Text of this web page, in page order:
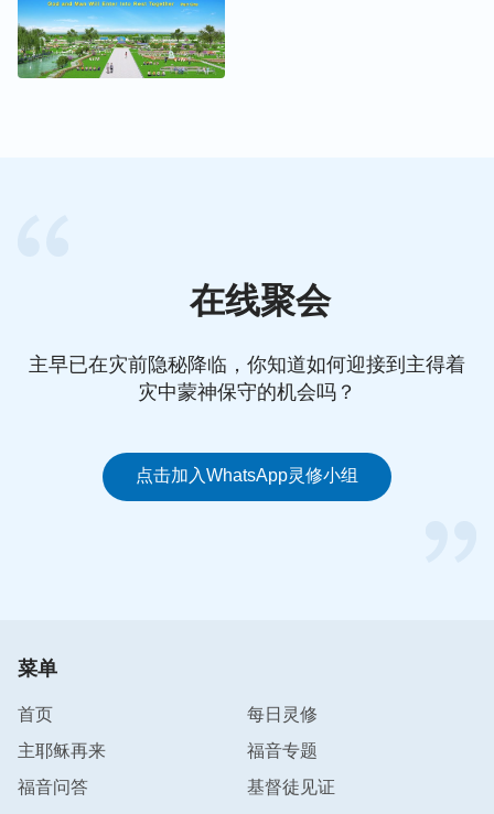
在线聚会
主早已在灾前隐秘降临，你知道如何迎接到主得着
灾中蒙神保守的机会吗？
点击加入WhatsApp灵修小组
菜单
首页
每日灵修
主耶稣再来
福音专题
福音问答
基督徒见证